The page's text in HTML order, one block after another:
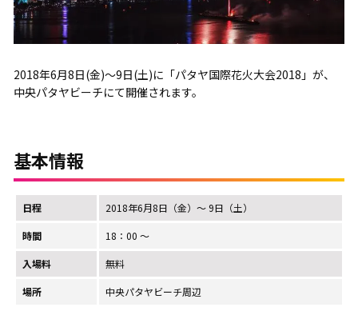
2018年6月8日(金)～9日(土)に「パタヤ国際花火大会2018」が、
中央パタヤビーチにて開催されます。
基本情報
日程 2018年6月8日（金）～ 9日（土）
時間 18：00 ～
入場料 無料
場所 中央パタヤビーチ周辺